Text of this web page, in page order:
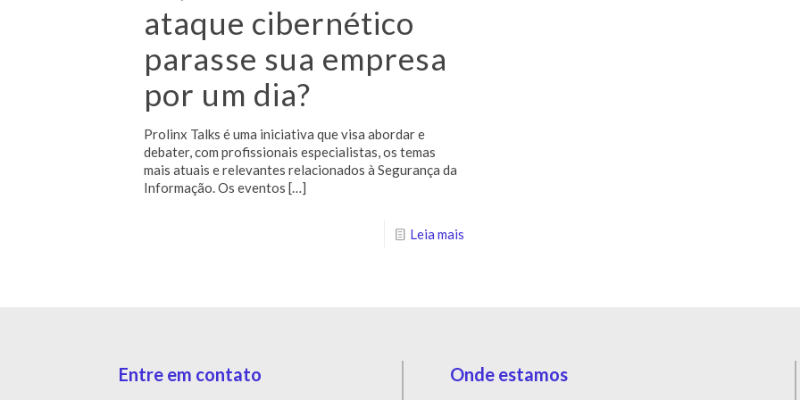
ataque cibernético
parasse sua empresa
por um dia?
Prolinx Talks é uma iniciativa que visa abordar e
debater, com profissionais especialistas, os temas
mais atuais e relevantes relacionados à Segurança da
Informação. Os eventos […]
Leia mais
Entre em contato Onde estamos